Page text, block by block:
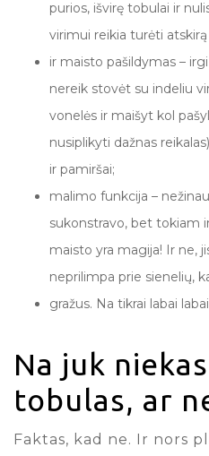
purios, išvirę tobulai ir
virimui reikia turėti atskirą
ir maisto pašildymas –
nereik stovėt su indeliu
vonelės ir maišyt kol
nusiplikyti dažnas
ir pamiršai;
malimo funkcija –
sukonstravo, bet tokiam
maisto yra magija! Ir ne,
neprilimpa prie sienelių,
gražus. Na tikrai labai
Na juk
tobulas, ar
Faktas, kad ne. Ir nors